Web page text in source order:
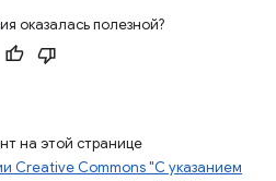
оказалась полезной?
на этой странице
Creative Commons "С указанием